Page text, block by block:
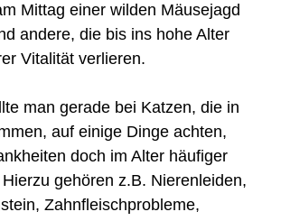
Mittag einer wilden Mäusejagd
andere, die bis ins hohe Alter
Vitalität verlieren.
man gerade bei Katzen, die in
auf einige Dinge achten,
doch im Alter häufiger
gehören z.B. Nierenleiden,
Zahnfleischprobleme,